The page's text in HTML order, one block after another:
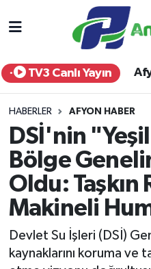
TV3 Canlı Yayın
HABERLER AFYON HABER
DSİ'nin
Bölge
Oldu: Taşkın
Makineli
Devlet Su İşleri (DSİ)
kaynaklarını koruma ve
Yurt Haber
Afyon Haber
Ekonomi
Siyaset
Spor
Eğitim
Sağlık
Afyonkarahisar
Afyonkarahisar Hava
Afyonkarahisar
Afyonkarahisar
Süper Lig Puan
Tüm Manşetler
Son Dakika Haberleri